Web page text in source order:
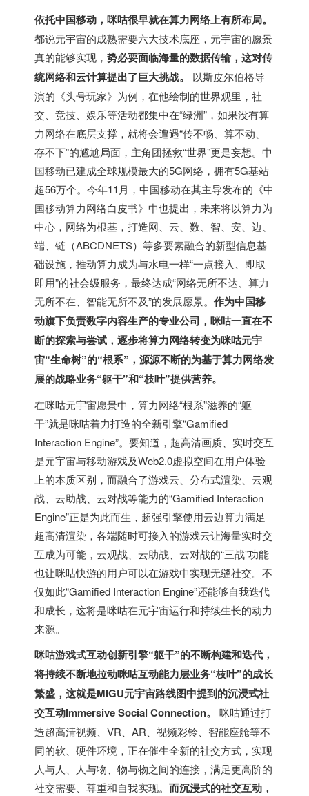
依托中国移动，咪咕很早就在算力网络上有所布局。
都说元宇宙的成熟需要六大技术底座，元宇宙的愿景
真的能够实现， 势必要面临海量的数据传输，这对传
统网络和云计算提出了巨大挑战。
以斯皮尔伯格导
演的《头号玩家》为例，在他绘制的世界观里，社
交、竞技、娱乐等活动都集中在“绿洲”，如果没有算
力网络在底层支撑，就将会遭遇“传不畅、算不动、
存不下”的尴尬局面，主角团拯救“世界”更是妄想。中
国移动已建成全球规模最大的5G网络，拥有5G基站
超56万个。今年11月，中国移动在其主导发布的《中
国移动算力网络白皮书》中也提出，未来将以算力为
中心，网络为根基，打造网、云、数、智、安、边、
端、链（ABCDNETS）等多要素融合的新型信息基
础设施，推动算力成为与水电一样“一点接入、即取
即用”的社会级服务，最终达成“网络无所不达、算力
无所不在、智能无所不及”的发展愿景。 作为中国移
动旗下负责数字内容生产的专业公司，咪咕一直在不
断的探索与尝试，逐步将算力网络转变为咪咕元宇
宙“生命树”的“根系”，源源不断的为基于算力网络发
展的战略业务“躯干”和“枝叶”提供营养。
在咪咕元宇宙愿景中，算力网络“根系”滋养的“躯
干”就是咪咕着力打造的全新引擎“Gamified
Interaction Engine”。要知道，超高清画质、实时交互
是元宇宙与移动游戏及Web2.0虚拟空间在用户体验
上的本质区别，而融合了游戏云、分布式渲染、云观
战、云助战、云对战等能力的“Gamified Interaction
Engine”正是为此而生，超强引擎使用云边算力满足
超高清渲染，各端随时可接入的游戏云让海量实时交
互成为可能，云观战、云助战、云对战的“三战”功能
也让咪咕快游的用户可以在游戏中实现无缝社交。不
仅如此“Gamified Interaction Engine”还能够自我迭代
和成长，这将是咪咕在元宇宙运行和持续生长的动力
来源。
咪咕游戏式互动创新引擎“躯干”的不断构建和迭代，
将持续不断地拉动咪咕互动能力层业务“枝叶”的成长
繁盛，这就是MIGU元宇宙路线图中提到的沉浸式社
交互动Immersive Social Connection。
咪咕通过打
造超高清视频、VR、AR、视频彩铃、智能座舱等不
同的软、硬件环境，正在催生全新的社交方式，实现
人与人、人与物、物与物之间的连接，满足更高阶的
社交需要、尊重和自我实现。 而沉浸式的社交互动，